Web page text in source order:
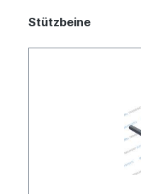
Stützbeine